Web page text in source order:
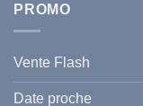
PROMO
Vente Flash
Date proche